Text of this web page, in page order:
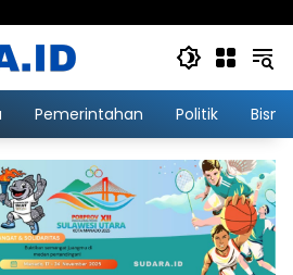
Pemerintahan Politik